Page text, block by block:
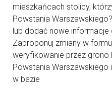
mieszkańcach stolicy,
Powstania
lub dodać nowe
Zaproponuj zmiany w
weryfikowanie przez grono
Powstania Warszawskiego
w bazie